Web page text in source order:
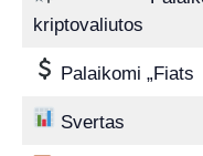
kriptovaliutos
Palaikomi „Fiats
Svertas